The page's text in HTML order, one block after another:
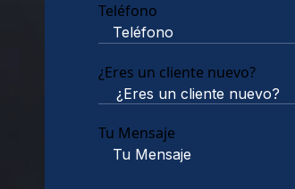
Teléfono
¿Eres un cliente nuevo?
Tu Mensaje